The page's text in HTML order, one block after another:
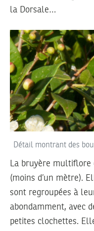
la Dorsale…
Détail montrant des
La bruyère
(moins d’un mètre).
sont regroupées à
abondamment, avec
petites clochettes.